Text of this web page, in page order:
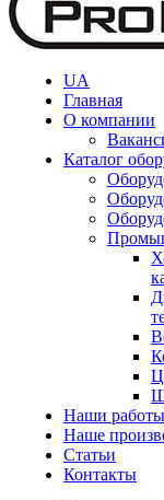
UA
Главная
О компании
Каталог
Наши работы
Наше
Статьи
Контакты